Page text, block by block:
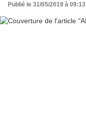
Publié le 31/05/2019 à 09:13